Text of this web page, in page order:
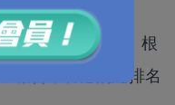
是經濟重要支柱。根
報告，香港的總排名